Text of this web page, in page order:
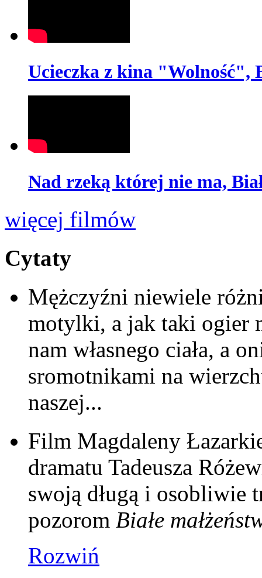
Ucieczka z kina "Wolność",
Nad rzeką której nie ma,
więcej filmów
Cytaty
Mężczyźni niewiele
motylki, a jak taki ogier
nam własnego ciała, a
sromotnikami na
naszej...
Film Magdaleny
dramatu Tadeusza
swoją długą i
pozorom Białe
Rozwiń